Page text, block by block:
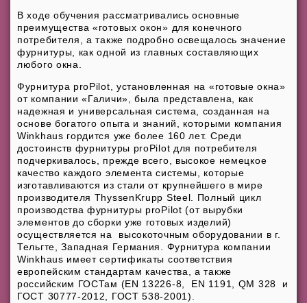
В ходе обучения рассматривались основные
преимущества «готовых окон» для конечного
потребителя, а также подробно освещалось значение
фурнитуры, как одной из главных составляющих
любого окна.
Фурнитура proPilot, установленная на «готовые окна»
от компании «Галичи», была представлена, как
надежная и универсальная система, созданная на
основе богатого опыта и знаний, которыми компания
Winkhaus гордится уже более 160 лет. Среди
достоинств фурнитуры proPilot для потребителя
подчеркивалось, прежде всего, высокое немецкое
качество каждого элемента системы, которые
изготавливаются из стали от крупнейшего в мире
производителя ThyssenKrupp Steel. Полный цикл
производства фурнитуры proPilot (от вырубки
элементов до сборки уже готовых изделий)
осуществляется на высокоточным оборудовании в г.
Тельгте, Западная Германия. Фурнитура компании
Winkhaus имеет сертификаты соответствия
европейским стандартам качества, а также
российским ГОСТам (EN 13226-8, EN 1191, QM 328 и
ГОСТ 30777-2012, ГОСТ 538-2001).